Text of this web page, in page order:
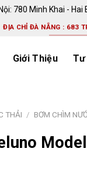
780 Minh Khai - Hai
ĐỊA CHỈ ĐÀ NẴNG : 683
Giới Thiệu Tư
THẢI / BƠM CHÌM
Model